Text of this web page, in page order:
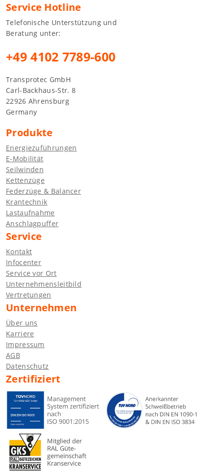
Service Hotline
Telefonische Unterstützung und
Beratung unter:
+49 4102 7789-600
Transprotec GmbH
Carl-Backhaus-Str. 8
22926 Ahrensburg
Germany
Produkte
Energiezuführungen
E-Mobilität
Seilwinden
Kettenzüge
Federzüge & Balancer
Krantechnik
Lastaufnahme
Anschlagpuffer
Service
Kontakt
Infocenter
Service vor Ort
Unternehmensleitbild
Vertretungen
Unternehmen
Über uns
Karriere
Impressum
AGB
Datenschutz
Zertifiziert